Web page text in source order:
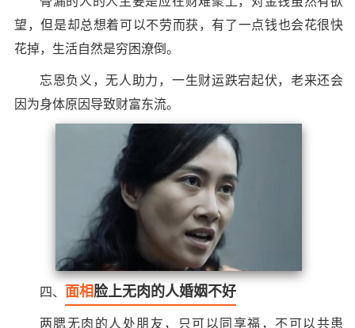
望，但是却总想着可以不劳而获，有了一点钱也会花很快
花掉，生活自然是穷困潦倒。
忘恩负义，无人助力，一生财运跌宕起伏，老来还会
因为身体原因导致财富东流。
四、 面相脸上无肉的人婚姻不好
两腮无肉的人处朋友，只可以同享福，不可以共患